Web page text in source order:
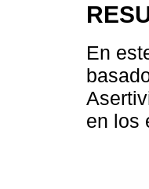
En
en los